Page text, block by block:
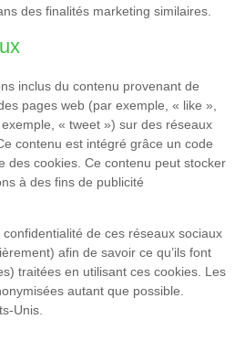
des finalités marketing similaires.
inclus du contenu provenant de
pages web (par exemple, « like »,
« tweet ») sur des réseaux
contenu est intégré grâce un code
des cookies. Ce contenu peut stocker
à des fins de publicité
de ces réseaux sociaux
afin de savoir ce qu’ils font
traitées en utilisant ces cookies. Les
autant que possible.
Unis.